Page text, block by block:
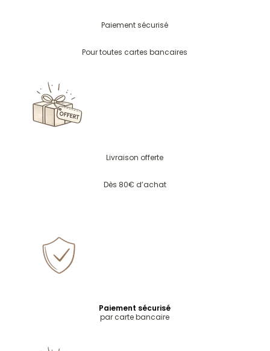
Paiement sécurisé
Pour toutes cartes bancaires
Livraison offerte
Dès 80€ d’achat
Paiement sécurisé
par carte bancaire